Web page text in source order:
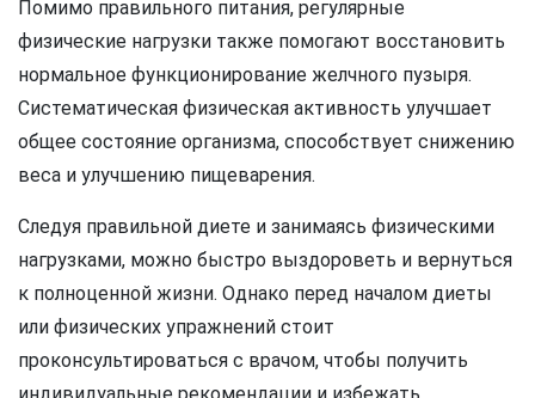
Помимо правильного питания, регулярные
физические нагрузки также помогают восстановить
нормальное функционирование желчного пузыря.
Систематическая физическая активность улучшает
общее состояние организма, способствует снижению
веса и улучшению пищеварения.
Следуя правильной диете и занимаясь физическими
нагрузками, можно быстро выздороветь и вернуться
к полноценной жизни. Однако перед началом диеты
или физических упражнений стоит
проконсультироваться с врачом, чтобы получить